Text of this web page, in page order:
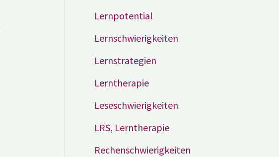
Lernpotential
Lernschwierigkeiten
Lernstrategien
Lerntherapie
Leseschwierigkeiten
LRS, Lerntherapie
Rechenschwierigkeiten